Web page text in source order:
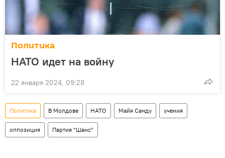
Политика
НАТО идет на войну
22 января 2024, 09:28
Политика В Молдове НАТО Майя Санду учения
оппозиция Партия "Шанс"